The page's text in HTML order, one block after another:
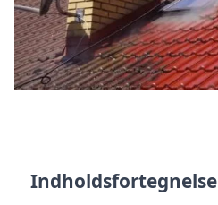
Indholdsfortegnelse